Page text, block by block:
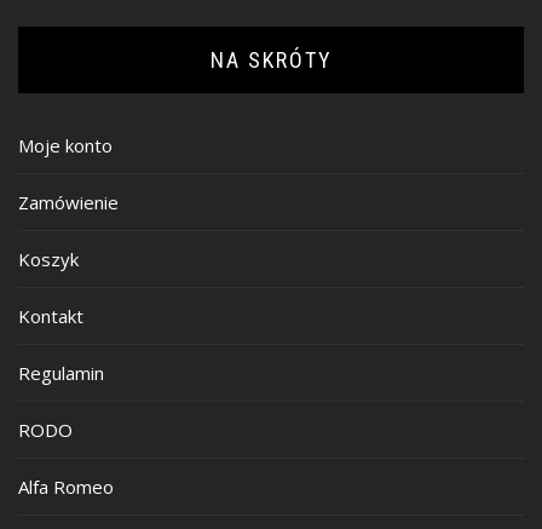
NA SKRÓTY
Moje konto
Zamówienie
Koszyk
Kontakt
Regulamin
RODO
Alfa Romeo